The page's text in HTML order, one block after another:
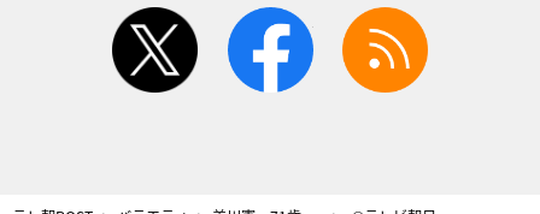
twitter facebook